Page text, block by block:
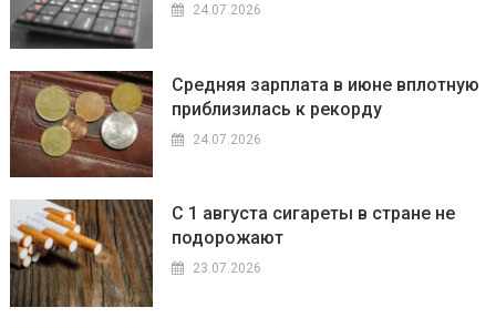
24.07.2026
Средняя зарплата в июне вплотную
приблизилась к рекорду
24.07.2026
С 1 августа сигареты в стране не
подорожают
23.07.2026